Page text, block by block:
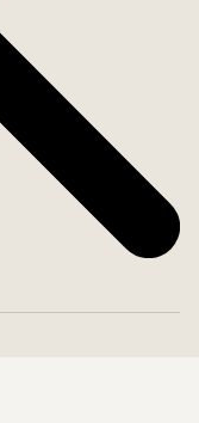
harmonisk
service och
är lika